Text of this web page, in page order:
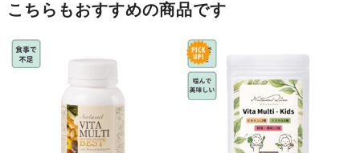
こちらもおすすめの商品です